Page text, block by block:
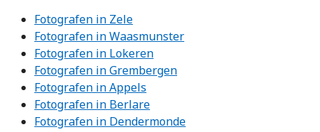
Fotografen in Zele
Fotografen in Waasmunster
Fotografen in Lokeren
Fotografen in Grembergen
Fotografen in Appels
Fotografen in Berlare
Fotografen in Dendermonde